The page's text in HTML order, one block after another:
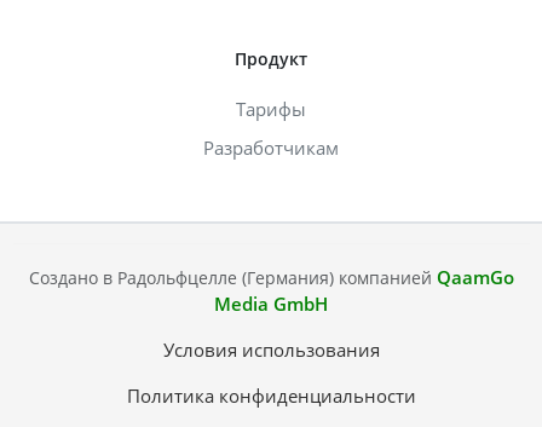
Продукт
Тарифы
Разработчикам
Создано в Радольфцелле (Германия) компанией QaamGo
Media GmbH
Условия использования
Политика конфиденциальности